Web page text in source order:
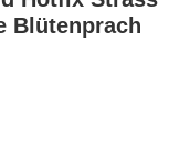
Blütenprach